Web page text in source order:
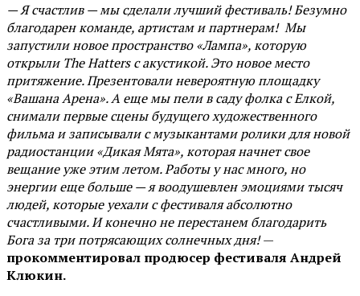
— Я счастлив — мы сделали лучший фестиваль! Безумно
благодарен команде, артистам и партнерам! Мы
запустили новое пространство «Лампа», которую
открыли The Hatters с акустикой. Это новое место
притяжение. Презентовали невероятную площадку
«Вашана Арена». А еще мы пели в саду фолка с Елкой,
снимали первые сцены будущего художественного
фильма и записывали с музыкантами ролики для новой
радиостанции «Дикая Мята», которая начнет свое
вещание уже этим летом. Работы у нас много, но
энергии еще больше — я воодушевлен эмоциями тысяч
людей, которые уехали с фестиваля абсолютно
счастливыми. И конечно не перестанем благодарить
Бога за три потрясающих солнечных дня!—
прокомментировал продюсер фестиваля Андрей
Клюкин.